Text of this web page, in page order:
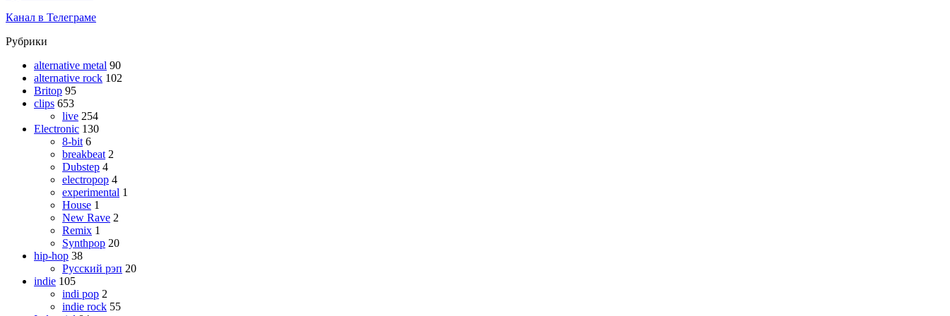
Канал в Телеграме
Рубрики
alternative metal 90
alternative rock 102
Britop 95
clips 653
live 254
Electronic 130
8-bit 6
breakbeat 2
Dubstep 4
electropop 4
experimental 1
House 1
New Rave 2
Remix 1
Synthpop 20
hip-hop 38
Русский рэп 20
indie 105
indi pop 2
indie rock 55